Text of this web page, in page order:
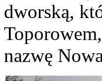
dworską,
nazwę